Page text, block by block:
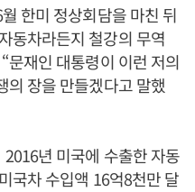
한미 정상회담을 마친 뒤
동차라든지 철강의 무역
문재인 대통령이 이런 저의
의 장을 만들겠다고 말했
년 미국에 수출한 자동
국차 수입액 16억8천만 달